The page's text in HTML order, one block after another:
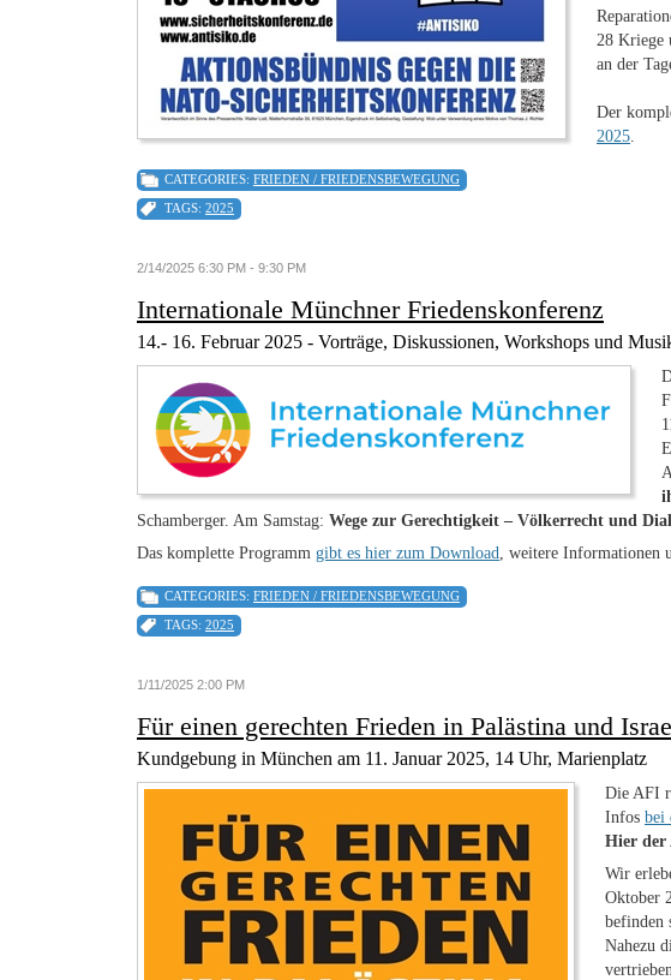
28 Kriege
an der
Der
2025
CATEGORIES: FRIEDEN / FRIEDENSBEWEGUNG
TAGS: 2025
2/14/2025 6:30 PM - 9:30 PM
Internationale Münchner Friedenskonferenz
14.- 16. Februar 2025 - Vorträge, Diskussionen, Workshops und
Schamberger. Am Samstag: Wege zur Gerechtigkeit – Völkerrecht und
Das komplette Programm gibt es hier zum Download , weitere Informationen
CATEGORIES: FRIEDEN / FRIEDENSBEWEGUNG
TAGS: 2025
1/11/2025 2:00 PM
Für einen gerechten Frieden in Palästina und
Kundgebung in München am 11. Januar 2025, 14 Uhr, Marienplatz
Die AFI
Infos bei
Hier
Wir
Oktober
befinden
Nahezu